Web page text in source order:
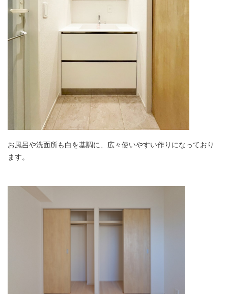
お風呂や洗面所も白を基調に、広々使いやすい作りになっており
ます。